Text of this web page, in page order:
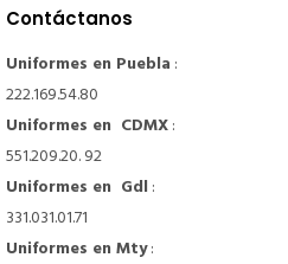
Contáctanos
Uniformes en Puebla :
222.169.54.80
Uniformes en CDMX:
551.209.20. 92
Uniformes en Gdl :
331.031.01.71
Uniformes en Mty: